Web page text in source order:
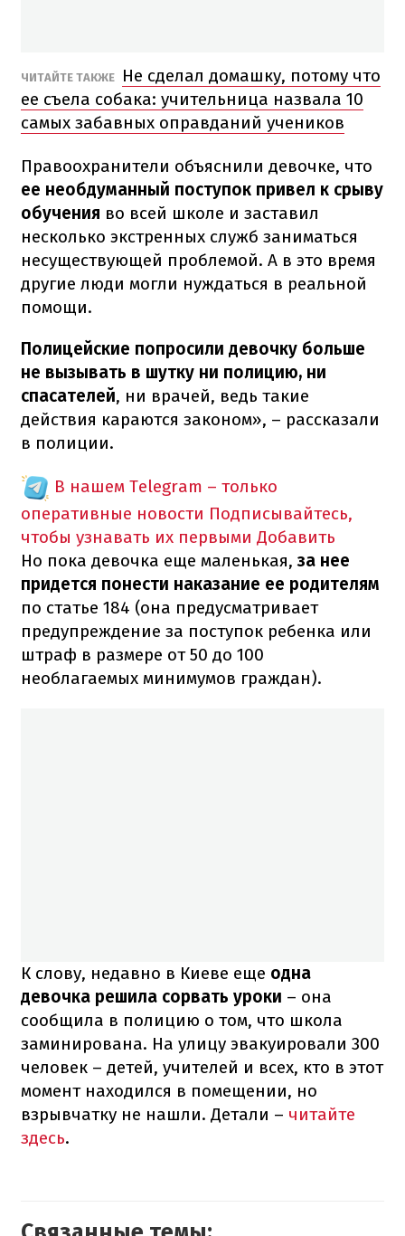
ЧИТАЙТЕ ТАКЖЕ
Не сделал домашку, потому что
ее съела собака: учительница назвала 10
самых забавных оправданий учеников
Правоохранители объяснили девочке, что
ее необдуманный поступок привел к срыву
обучения во всей школе и заставил
несколько экстренных служб заниматься
несуществующей проблемой. А в это время
другие люди могли нуждаться в реальной
помощи.
Полицейские попросили девочку больше
не вызывать в шутку ни полицию, ни
спасателей, ни врачей, ведь такие
действия караются законом», – рассказали
в полиции.
В нашем Telegram – только
оперативные новости Подписывайтесь,
чтобы узнавать их первыми Добавить
Но пока девочка еще маленькая, за нее
придется понести наказание ее родителям
по статье 184 (она предусматривает
предупреждение за поступок ребенка или
штраф в размере от 50 до 100
необлагаемых минимумов граждан).
К слову, недавно в Киеве еще одна
девочка решила сорвать уроки – она
сообщила в полицию о том, что школа
заминирована. На улицу эвакуировали 300
человек – детей, учителей и всех, кто в этот
момент находился в помещении, но
взрывчатку не нашли. Детали – читайте
здесь.